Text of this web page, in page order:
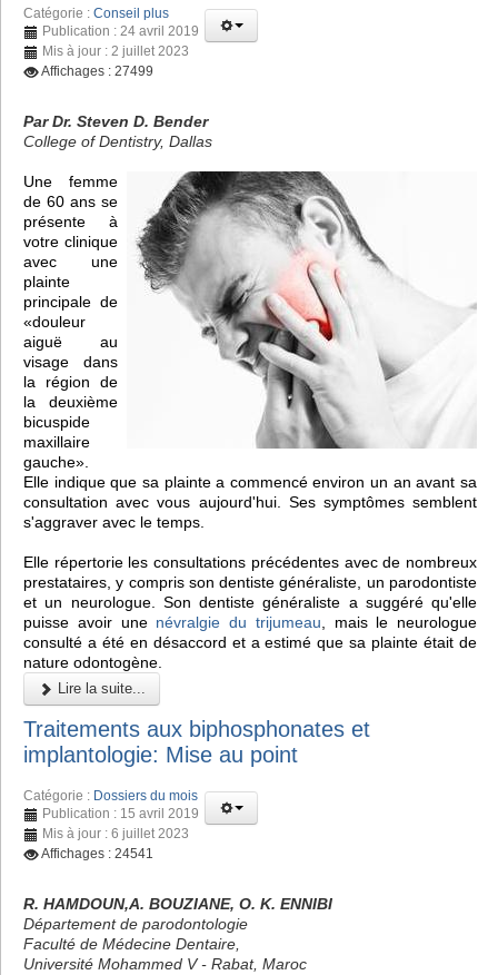
Catégorie : Conseil plus
Publication : 24 avril 2019
Mis à jour : 2 juillet 2023
Affichages : 27499
Par Dr. Steven D. Bender
College of Dentistry, Dallas
Une femme
de 60 ans se
présente à
votre clinique
avec une
plainte
principale de
«douleur
aiguë au
visage dans
la région de
la deuxième
bicuspide
maxillaire
gauche».
Elle indique que sa plainte a commencé environ un an avant sa
consultation avec vous aujourd'hui. Ses symptômes semblent
s'aggraver avec le temps.
Elle répertorie les consultations précédentes avec de nombreux
prestataires, y compris son dentiste généraliste, un parodontiste
et un neurologue. Son dentiste généraliste a suggéré qu'elle
puisse avoir une névralgie du trijumeau , mais le neurologue
consulté a été en désaccord et a estimé que sa plainte était de
nature odontogène.
Lire la suite...
Traitements aux biphosphonates et
implantologie: Mise au point
Catégorie : Dossiers du mois
Publication : 15 avril 2019
Mis à jour : 6 juillet 2023
Affichages : 24541
R. HAMDOUN,A. BOUZIANE, O. K. ENNIBI
Département de parodontologie
Faculté de Médecine Dentaire,
Université Mohammed V - Rabat, Maroc